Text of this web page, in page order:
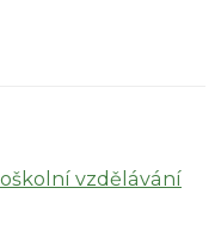
vzdělávání